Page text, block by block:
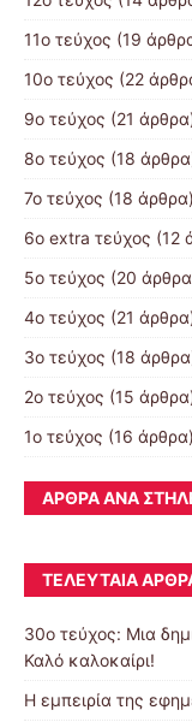
11ο τεύχος (19
10o τεύχος (22
9ο τεύχος (21
8ο τεύχος (18
7ο τεύχος (18
6ο extra τεύχος (12
5ο τεύχος (20
4ο τεύχος (21
3ο τεύχος (18
2ο τεύχος (15
1ο τεύχος (16
ΆΡΘΡΑ ΑΝΆ
ΤΕΛΕΥΤΑΊΑ
30o τεύχος: Μια
Καλό καλοκαίρι!
Η εμπειρία της